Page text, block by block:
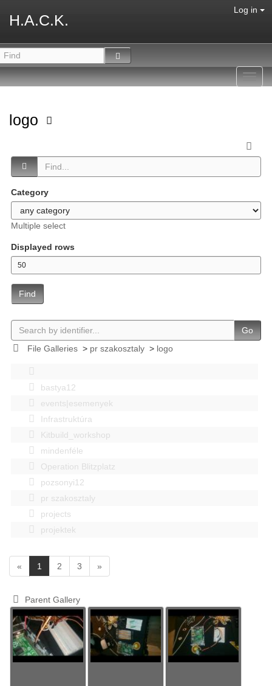
H.A.C.K.
Log in
logo
Category
Multiple select
Displayed rows
Find
Go
File Galleries> pr szakosztaly> logo
bastya12
events|esemenyek
Infrastruktúra
Kitbuild_workshop
mindenféle
Operation Blitzplatz
pozsonyi12
pr szakosztaly
projects
projektek
« 1
c
r
r
e
t
)
2 3 »
Parent Gallery